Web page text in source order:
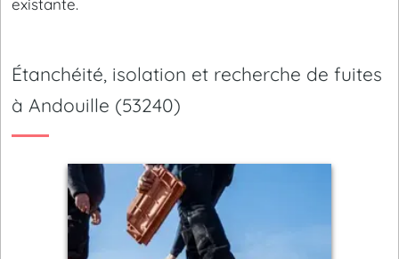
existante.
Étanchéité, isolation et recherche de fuites
à Andouille (53240)